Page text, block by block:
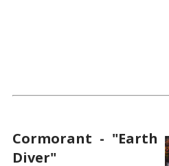
Cormorant - "Earth
Diver"